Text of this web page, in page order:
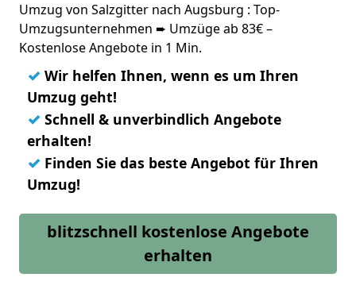
Umzug von Salzgitter nach Augsburg : Top-
Umzugsunternehmen ➨ Umzüge ab 83€ –
Kostenlose Angebote in 1 Min.
✓ Wir helfen Ihnen, wenn es um Ihren
Umzug geht!
✓ Schnell & unverbindlich Angebote
erhalten!
✓ Finden Sie das beste Angebot für Ihren
Umzug!
blitzschnell kostenlose Angebote
erhalten